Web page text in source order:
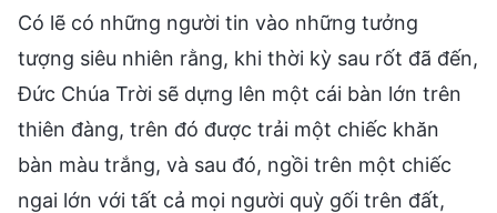
Có lẽ có những người tin vào những tưởng
tượng siêu nhiên rằng, khi thời kỳ sau rốt đã đến,
Đức Chúa Trời sẽ dựng lên một cái bàn lớn trên
thiên đàng, trên đó được trải một chiếc khăn
bàn màu trắng, và sau đó, ngồi trên một chiếc
ngai lớn với tất cả mọi người quỳ gối trên đất,